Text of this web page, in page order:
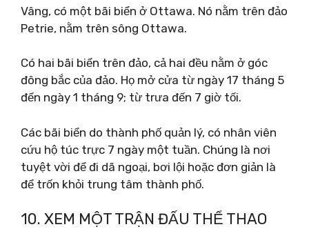
Vâng, có một bãi biển ở Ottawa. Nó nằm trên đảo
Petrie, nằm trên sông Ottawa.
Có hai bãi biển trên đảo, cả hai đều nằm ở góc
đông bắc của đảo. Họ mở cửa từ ngày 17 tháng 5
đến ngày 1 tháng 9; từ trưa đến 7 giờ tối.
Các bãi biển do thành phố quản lý, có nhân viên
cứu hộ túc trực 7 ngày một tuần. Chúng là nơi
tuyệt vời để đi dã ngoại, bơi lội hoặc đơn giản là
để trốn khỏi trung tâm thành phố.
10. XEM MỘT TRẬN ĐẤU THỂ THAO